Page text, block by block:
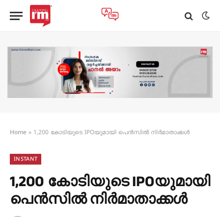
Home » 1,200 കോടിയുടെ IPOയുമായി പെൻസിൽ നിർമാതാക്കൾ
INSTANT
1,200 കോടിയുടെ IPOയുമായി
പെൻസിൽ നിർമാതാക്കൾ